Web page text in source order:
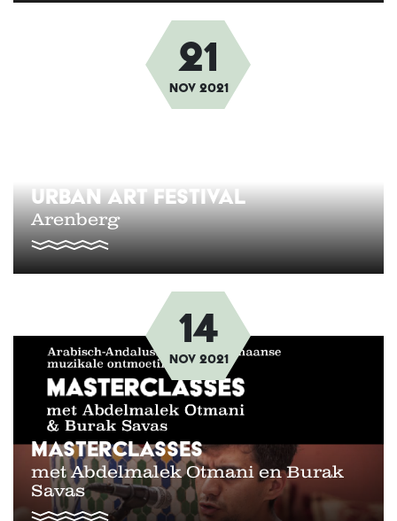
21
nov 2021
URBAN ART FESTIVAL
Arenberg
14
nov 2021
MASTERCLASSES
met Abdelmalek Otmani en Burak
Savas
Afbeelding